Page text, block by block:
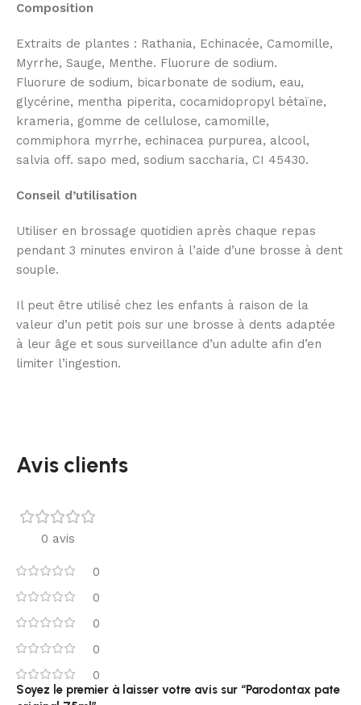
Composition
Extraits de plantes : Rathania, Echinacée, Camomille,
Myrrhe, Sauge, Menthe. Fluorure de sodium.
Fluorure de sodium, bicarbonate de sodium, eau,
glycérine, mentha piperita, cocamidopropyl bétaïne,
krameria, gomme de cellulose, camomille,
commiphora myrrhe, echinacea purpurea, alcool,
salvia off. sapo med, sodium saccharia, CI 45430.
Conseil d’utilisation
Utiliser en brossage quotidien après chaque repas
pendant 3 minutes environ à l’aide d’une brosse à dent
souple.
Il peut être utilisé chez les enfants à raison de la
valeur d’un petit pois sur une brosse à dents adaptée
à leur âge et sous surveillance d’un adulte afin d’en
limiter l’ingestion.
Avis clients
0 avis
0
0
0
0
0
Soyez le premier à laisser votre avis sur “Parodontax pate